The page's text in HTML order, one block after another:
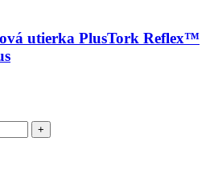
utierka PlusTork Reflex™